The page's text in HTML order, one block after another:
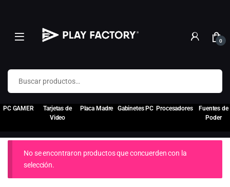
0
Buscar por:
PC GAMER
Tarjetas de
Video
Placa Madre Gabinetes PC Procesadores
Fuentes de
Poder
No se encontraron productos que concuerden con la
selección.